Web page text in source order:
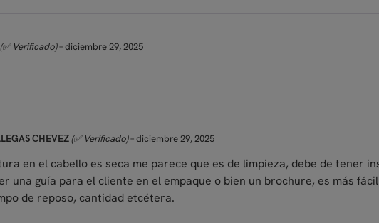
(✅ Verificado)–diciembre 29, 2025
CHEVEZ(✅ Verificado)–diciembre 29, 2025
en el cabello es seca me parece que es de limpieza, debe de tener
una guía para el cliente en el empaque o bien un brochure, es más
de reposo, cantidad etcétera.